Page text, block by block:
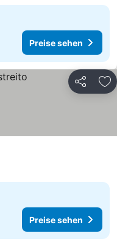
Preise sehen
Teilen
Preise sehen